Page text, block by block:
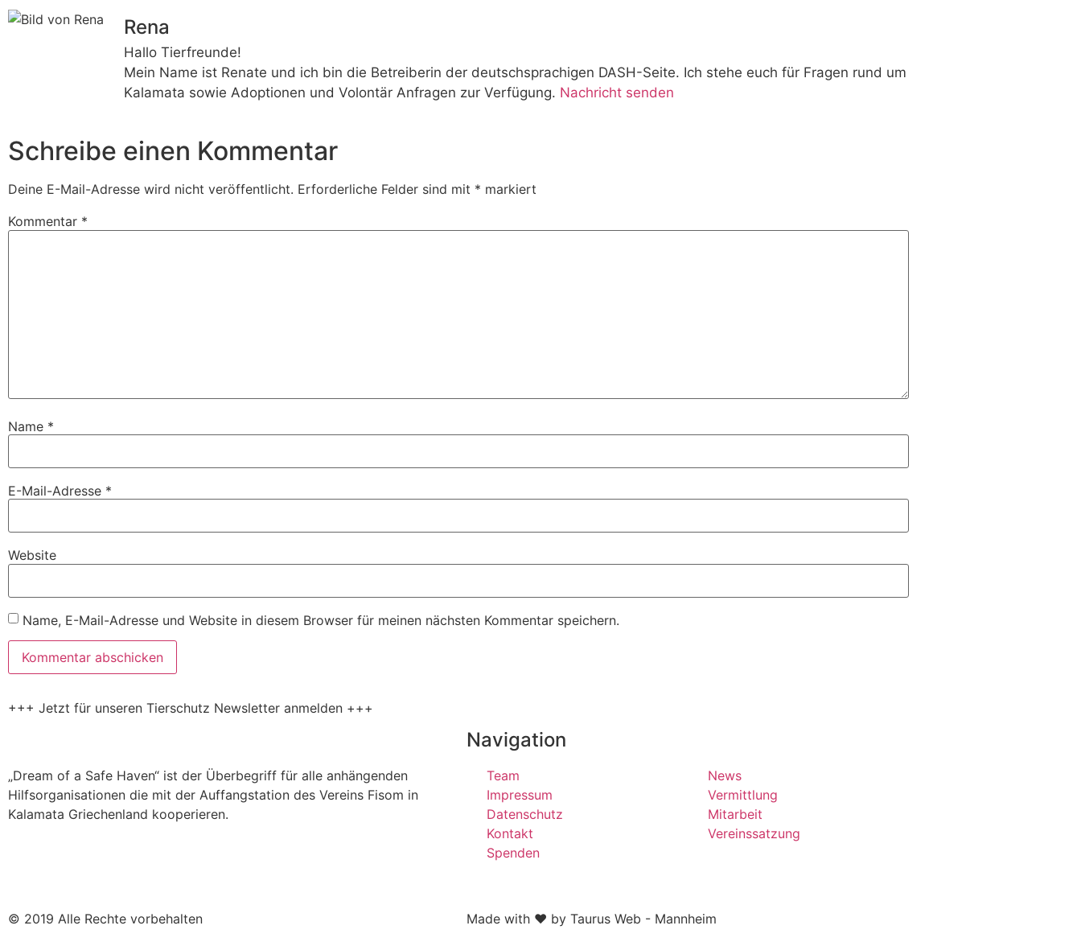
Rena
Hallo Tierfreunde!
Mein Name ist Renate und ich bin die Betreiberin der deutschsprachigen DASH-Seite. Ich stehe euch für Fragen rund um
Kalamata sowie Adoptionen und Volontär Anfragen zur Verfügung. Nachricht senden
Schreibe einen Kommentar
Deine E-Mail-Adresse wird nicht veröffentlicht. Erforderliche Felder sind mit * markiert
Kommentar *
Name *
E-Mail-Adresse *
Website
Name, E-Mail-Adresse und Website in diesem Browser für meinen nächsten Kommentar speichern.
+++ Jetzt für unseren Tierschutz Newsletter anmelden +++
„Dream of a Safe Haven“ ist der Überbegriff für alle anhängenden
Hilfsorganisationen die mit der Auffangstation des Vereins Fisom in
Kalamata Griechenland kooperieren.
Navigation
Team
Impressum
Datenschutz
Kontakt
Spenden
News
Vermittlung
Mitarbeit
Vereinssatzung
© 2019 Alle Rechte vorbehalten Made with ❤ by Taurus Web - Mannheim